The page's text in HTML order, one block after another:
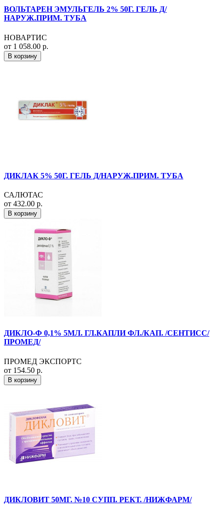
ВОЛЬТАРЕН ЭМУЛЬГЕЛЬ 2% 50Г. ГЕЛЬ Д/
НАРУЖ.ПРИМ. ТУБА
НОВАРТИС
от 1 058.00 р.
В корзину
ДИКЛАК 5% 50Г. ГЕЛЬ Д/НАРУЖ.ПРИМ. ТУБА
САЛЮТАС
от 432.00 р.
В корзину
ДИКЛО-Ф 0,1% 5МЛ. ГЛ.КАПЛИ ФЛ./КАП. /СЕНТИСС/
ПРОМЕД/
ПРОМЕД ЭКСПОРТС
от 154.50 р.
В корзину
ДИКЛОВИТ 50МГ. №10 СУПП. РЕКТ. /НИЖФАРМ/